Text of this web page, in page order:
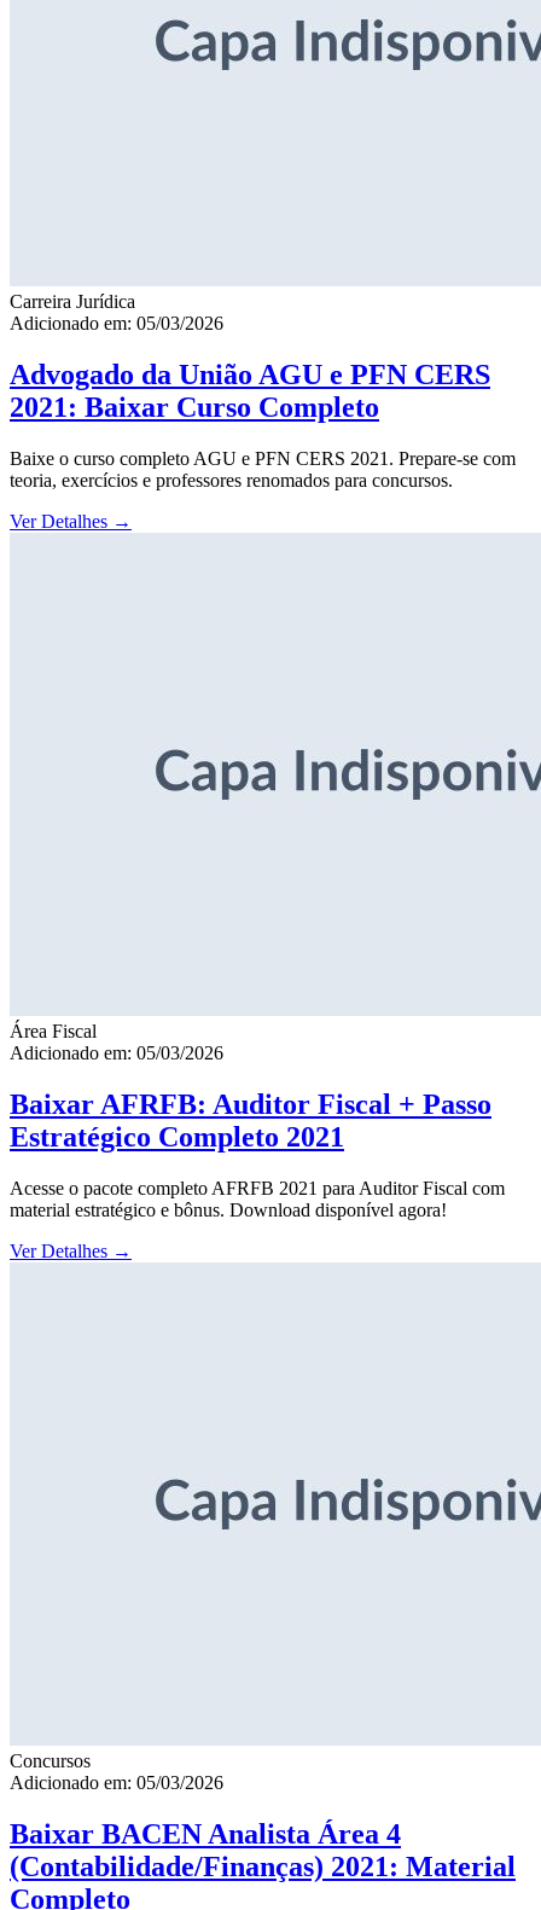
Carreira Jurídica
Adicionado em: 05/03/2026
Advogado da União AGU e PFN CERS
2021: Baixar Curso Completo
Baixe o curso completo AGU e PFN CERS 2021. Prepare-se com
teoria, exercícios e professores renomados para concursos.
Ver Detalhes →
Área Fiscal
Adicionado em: 05/03/2026
Baixar AFRFB: Auditor Fiscal + Passo
Estratégico Completo 2021
Acesse o pacote completo AFRFB 2021 para Auditor Fiscal com
material estratégico e bônus. Download disponível agora!
Ver Detalhes →
Concursos
Adicionado em: 05/03/2026
Baixar BACEN Analista Área 4
(Contabilidade/Finanças) 2021: Material
Completo